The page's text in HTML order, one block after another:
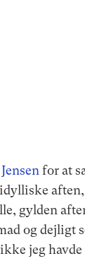
for at
gylden
og dejligt
jeg havde